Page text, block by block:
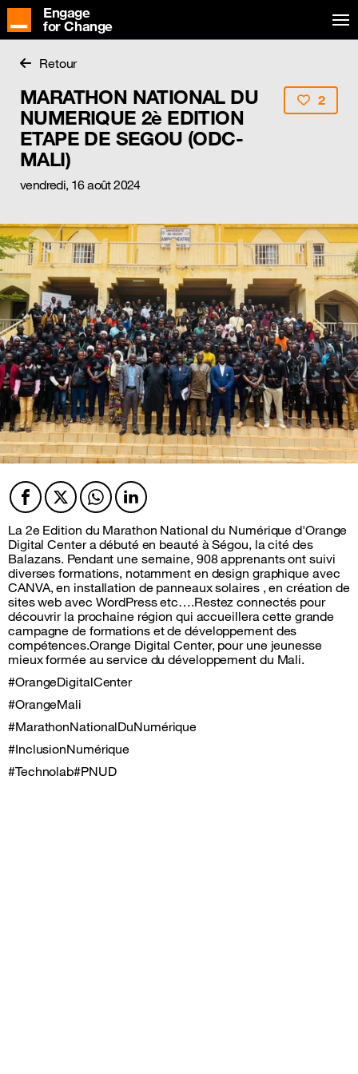
Engage
for Change
Retour
MARATHON NATIONAL DU
NUMERIQUE 2è EDITION
ETAPE DE SEGOU (ODC-
MALI)
vendredi, 16 août 2024
2
Facebook
TwitterTwitterTwitter
La 2e Edition du Marathon National du Numérique d'Orange
Digital Center a débuté en beauté à Ségou, la cité des
Balazans. Pendant une semaine, 908 apprenants ont suivi
diverses formations, notamment en design graphique avec
CANVA, en installation de panneaux solaires , en création de
sites web avec WordPress etc….Restez connectés pour
découvrir la prochaine région qui accueillera cette grande
campagne de formations et de développement des
compétences.Orange Digital Center, pour une jeunesse
mieux formée au service du développement du Mali.
#OrangeDigitalCenter
#OrangeMali
#MarathonNationalDuNumérique
#InclusionNumérique
#Technolab#PNUD